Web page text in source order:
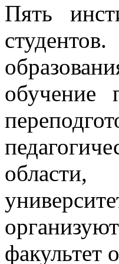
Пять
обучение
области,
факультет